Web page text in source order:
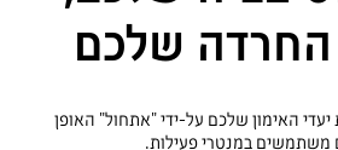
שלכם
האימון שלכם על-ידי "אתחול" האופן
משתמשים במנטרי פעילות.